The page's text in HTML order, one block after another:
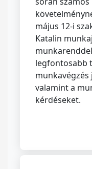
május 12-i
Katalin
legfontosabb
valamint a
kérdéseket.